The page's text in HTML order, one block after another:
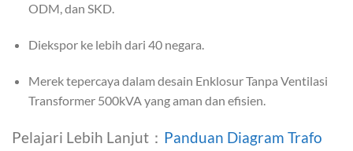
ODM, dan SKD.
Diekspor ke lebih dari 40 negara.
Merek tepercaya dalam desain Enklosur Tanpa Ventilasi
Transformer 500kVA yang aman dan efisien.
Pelajari Lebih Lanjut： Panduan Diagram Trafo